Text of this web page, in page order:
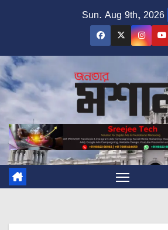
Sun. Aug 9th, 2026